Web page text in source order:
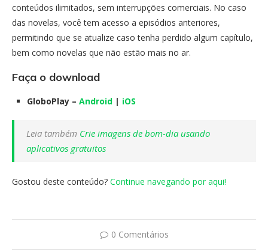
conteúdos ilimitados, sem interrupções comerciais. No caso
das novelas, você tem acesso a episódios anteriores,
permitindo que se atualize caso tenha perdido algum capítulo,
bem como novelas que não estão mais no ar.
Faça o download
GloboPlay – Android | iOS
Leia também Crie imagens de bom-dia usando
aplicativos gratuitos
Gostou deste conteúdo? Continue navegando por aqui!
0 Comentários